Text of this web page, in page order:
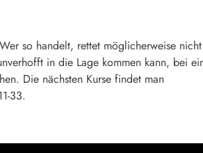
so handelt, rettet möglicherweise
in die Lage kommen kann, bei
Die nächsten Kurse findet man
33.